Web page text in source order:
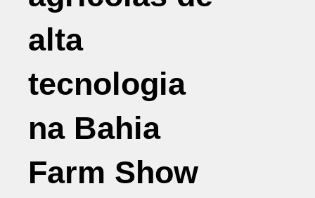
alta
tecnologia
na Bahia
Farm Show